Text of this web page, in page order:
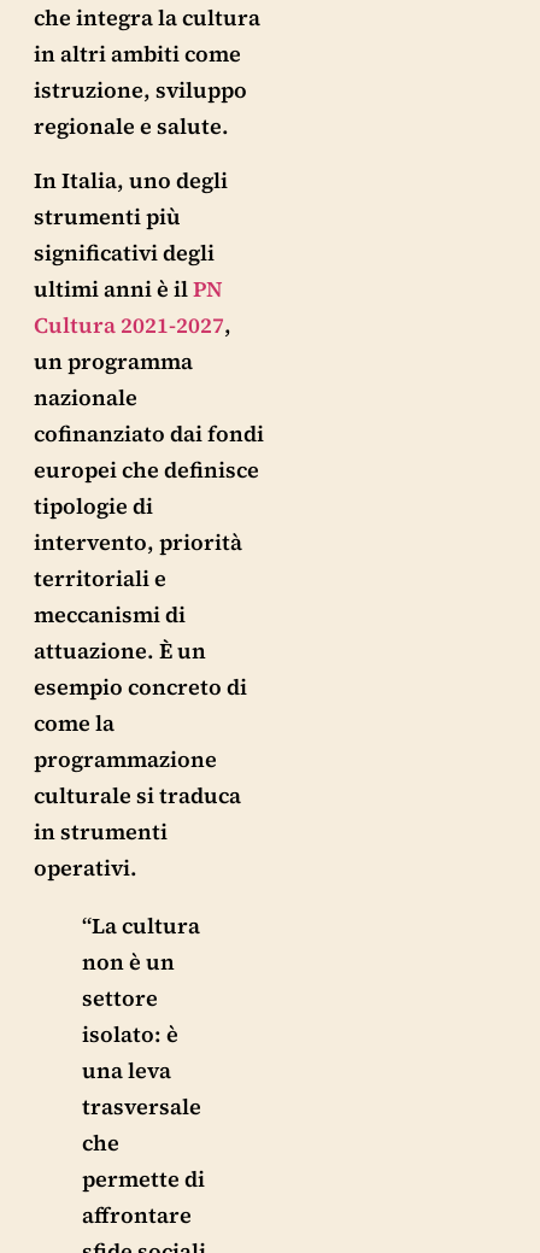
che integra la cultura
in altri ambiti come
istruzione, sviluppo
regionale e salute.
In Italia, uno degli
strumenti più
significativi degli
ultimi anni è ilPN
Cultura 2021-2027,
un programma
nazionale
cofinanziato dai fondi
europei che definisce
tipologie di
intervento, priorità
territoriali e
meccanismi di
attuazione. È un
esempio concreto di
come la
programmazione
culturale si traduca
in strumenti
operativi.
“La cultura
non è un
settore
isolato: è
una leva
trasversale
che
permette di
affrontare